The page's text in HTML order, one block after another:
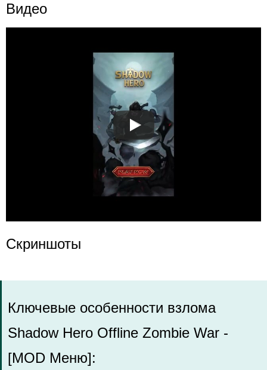
Видео
Скриншоты
Ключевые особенности взлома
Shadow Hero Offline Zombie War -
[MOD Меню]: